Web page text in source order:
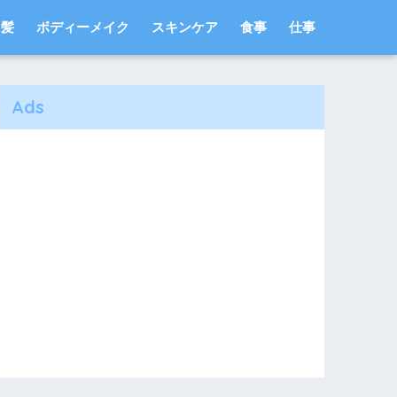
髪 ボディーメイク スキンケア 食事 仕事
Ads